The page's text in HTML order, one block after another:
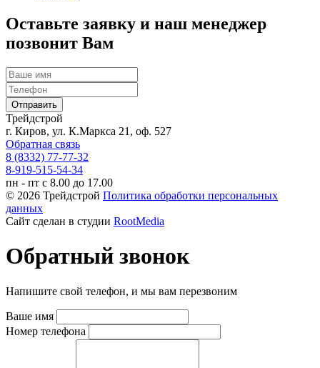
Оставьте заявку и наш менеджер
позвонит Вам
Трейдстрой
г. Киров, ул. К.Маркса 21, оф. 527
Обратная связь
8 (8332) 77-77-32
8-919-515-54-34
пн - пт с 8.00 до 17.00
© 2026 Трейдстрой Политика обработки персональных
данных
Сайт сделан в студии RootMedia
Обратный звонок
Напишите свой телефон, и мы вам перезвоним
Ваше имя
Номер телефона